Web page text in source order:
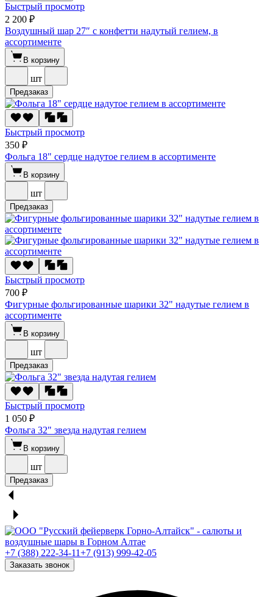
Быстрый просмотр
2 200 ₽
Воздушный шар 27″ с конфетти надутый гелием, в
ассортименте
В корзину
шт
Предзаказ
Быстрый просмотр
350 ₽
Фольга 18" сердце надутое гелием в ассортименте
В корзину
шт
Предзаказ
Быстрый просмотр
700 ₽
Фигурные фольгированные шарики 32" надутые гелием в
ассортименте
В корзину
шт
Предзаказ
Быстрый просмотр
1 050 ₽
Фольга 32" звезда надутая гелием
В корзину
шт
Предзаказ
+7 (388) 222-34-11+7 (913) 999-42-05
Заказать звонок